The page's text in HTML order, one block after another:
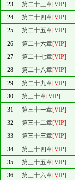
23
第二十三章[VIP]
24
第二十四章[VIP]
25
第二十五章[VIP]
26
第二十六章[VIP]
27
第二十七章[VIP]
28
第二十八章[VIP]
29
第二十九章[VIP]
30
第三十章[VIP]
31
第三十一章[VIP]
32
第三十二章[VIP]
33
第三十三章[VIP]
34
第三十四章[VIP]
35
第三十五章[VIP]
36
第三十六章[VIP]